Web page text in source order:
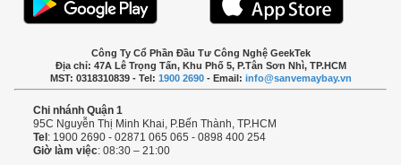
Công Ty Cổ Phần Đầu Tư Công Nghệ GeekTek
Địa chỉ: 47A Lê Trọng Tấn, Khu Phố 5, P.Tân Sơn Nhì, TP.HCM
MST: 0318310839 - Tel: 1900 2690- Email: info@sanvemaybay.vn
Chi nhánh Quận 1
95C Nguyễn Thị Minh Khai, P.Bến Thành, TP.HCM
Tel: 1900 2690 - 02871 065 065 - 0898 400 254
Giờ làm việc: 08:30 – 21:00